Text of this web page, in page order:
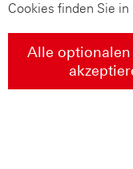
Cookies finden Sie in
Alle optionalen